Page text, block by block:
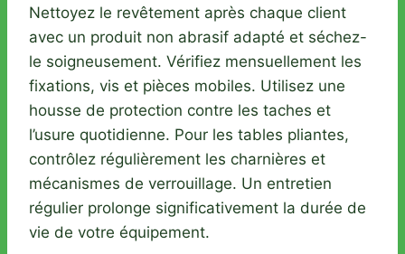
Nettoyez le revêtement après chaque client
avec un produit non abrasif adapté et séchez-
le soigneusement. Vérifiez mensuellement les
fixations, vis et pièces mobiles. Utilisez une
housse de protection contre les taches et
l’usure quotidienne. Pour les tables pliantes,
contrôlez régulièrement les charnières et
mécanismes de verrouillage. Un entretien
régulier prolonge significativement la durée de
vie de votre équipement.